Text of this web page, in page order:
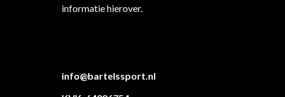
informatie hierover.
info@bartelssport.nl